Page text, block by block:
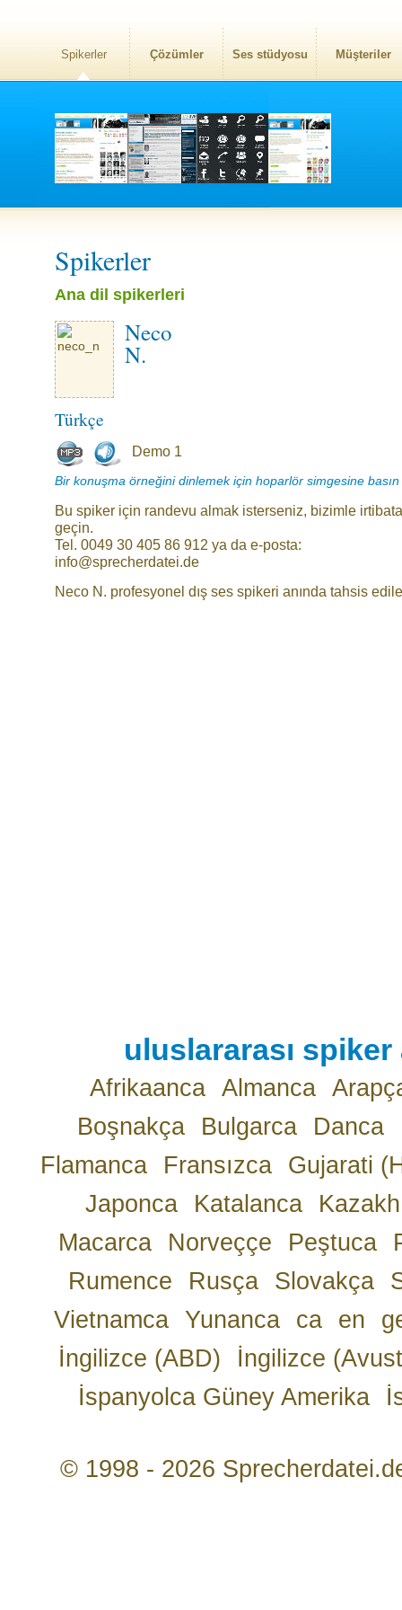
Spikerler Çözümler Ses stüdyosu Müşteriler
Spikerler
Ana dil spikerleri
Neco
N.
Türkçe
Demo 1
Bir konuşma örneğini dinlemek için hoparlör simgesine basın
Bu spiker için randevu almak isterseniz, bizimle irtibata
geçin.
Tel. 0049 30 405 86 912 ya da e-posta:
info@sprecherdatei.de
Neco N. profesyonel dış ses spikeri anında tahsis
uluslararası
Afrikaanca Almanca
Boşnakça
Bulgarca Danca
Flamanca
Fransızca
Gujarati
Japonca
Katalanca
Kazakh
Macarca
Norveççe Peştuca
Rumence
Rusça Slovakça
Vietnamca
Yunanca ca en
İngilizce (ABD)
İngilizce
İspanyolca Güney Amerika
© 1998 - 2026